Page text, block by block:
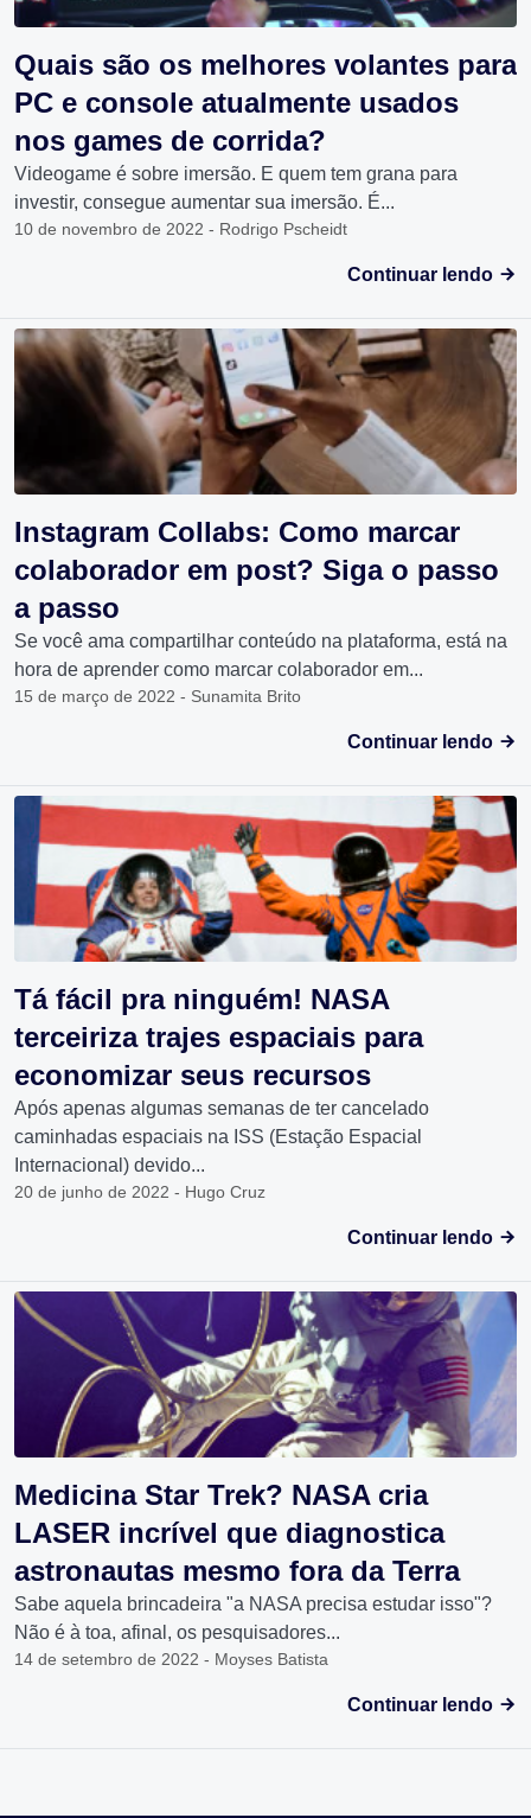
Quais são os melhores volantes para
PC e console atualmente usados
nos games de corrida?
Videogame é sobre imersão. E quem tem grana para
investir, consegue aumentar sua imersão. É...
10 de novembro de 2022 - Rodrigo Pscheidt
Continuar lendo
Instagram Collabs: Como marcar
colaborador em post? Siga o passo
a passo
Se você ama compartilhar conteúdo na plataforma, está na
hora de aprender como marcar colaborador em...
15 de março de 2022 - Sunamita Brito
Continuar lendo
Tá fácil pra ninguém! NASA
terceiriza trajes espaciais para
economizar seus recursos
Após apenas algumas semanas de ter cancelado
caminhadas espaciais na ISS (Estação Espacial
Internacional) devido...
20 de junho de 2022 - Hugo Cruz
Continuar lendo
Medicina Star Trek? NASA cria
LASER incrível que diagnostica
astronautas mesmo fora da Terra
Sabe aquela brincadeira "a NASA precisa estudar isso"?
Não é à toa, afinal, os pesquisadores...
14 de setembro de 2022 - Moyses Batista
Continuar lendo